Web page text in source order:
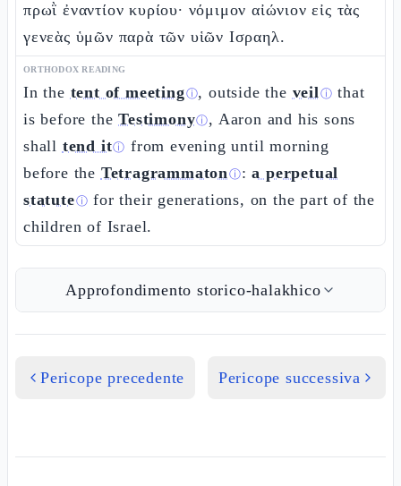
πρωῒ ἐναντίον κυρίου· νόμιμον αἰώνιον εἰς τὰς
γενεὰς ὑμῶν παρὰ τῶν υἱῶν Ισραηλ.
ORTHODOX READING
In the tent of meetingⓘ, outside the veilⓘ that
is before theTestimonyⓘ, Aaron and his sons
shall tend itⓘ from evening until morning
before the Tetragrammatonⓘ:a perpetual
statuteⓘ for their generations, on the part of the
children of Israel.
Approfondimento storico-halakhico
Pericope precedente Pericope successiva